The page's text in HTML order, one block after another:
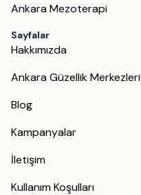
Ankara Mezoterapi
Sayfalar
Hakkımızda
Ankara Güzellik Merkezleri
Blog
Kampanyalar
İletişim
Kullanım Koşulları